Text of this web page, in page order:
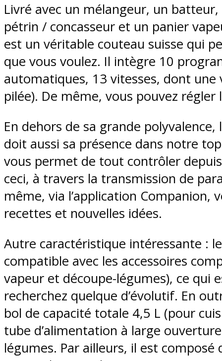
Livré avec un mélangeur, un
pétrin / concasseur et un panier
est un véritable couteau suisse qui
que vous voulez. Il intègre 10
automatiques, 13 vitesses, dont
pilée). De même, vous pouvez
En dehors de sa grande
doit aussi sa présence dans notre
vous permet de tout contrôler
ceci, à travers la transmission de
même, via l’application Companion,
recettes et nouvelles idées.
Autre caractéristique intéressante :
compatible avec les accessoires
vapeur et découpe-légumes), ce qui
recherchez quelque d’évolutif. En
bol de capacité totale 4,5 L (pour
tube d’alimentation à large
légumes. Par ailleurs, il est